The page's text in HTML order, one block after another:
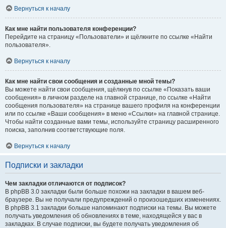
Вернуться к началу
Как мне найти пользователя конференции?
Перейдите на страницу «Пользователи» и щёлкните по ссылке «Найти
пользователя».
Вернуться к началу
Как мне найти свои сообщения и созданные мной темы?
Вы можете найти свои сообщения, щёлкнув по ссылке «Показать ваши
сообщения» в личном разделе на главной странице, по ссылке «Найти
сообщения пользователя» на странице вашего профиля на конференции
или по ссылке «Ваши сообщения» в меню «Ссылки» на главной странице.
Чтобы найти созданные вами темы, используйте страницу расширенного
поиска, заполнив соответствующие поля.
Вернуться к началу
Подписки и закладки
Чем закладки отличаются от подписок?
В phpBB 3.0 закладки были больше похожи на закладки в вашем веб-
браузере. Вы не получали предупреждений о произошедших изменениях.
В phpBB 3.1 закладки больше напоминают подписки на темы. Вы можете
получать уведомления об обновлениях в теме, находящейся у вас в
закладках. В случае подписки, вы будете получать уведомления об